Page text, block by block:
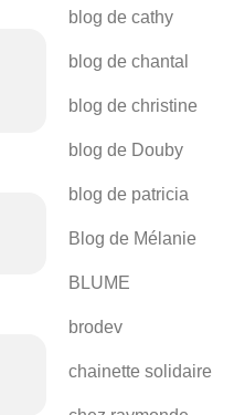
blog de cathy
blog de chantal
blog de christine
blog de Douby
blog de patricia
Blog de Mélanie
BLUME
brodev
chainette solidaire